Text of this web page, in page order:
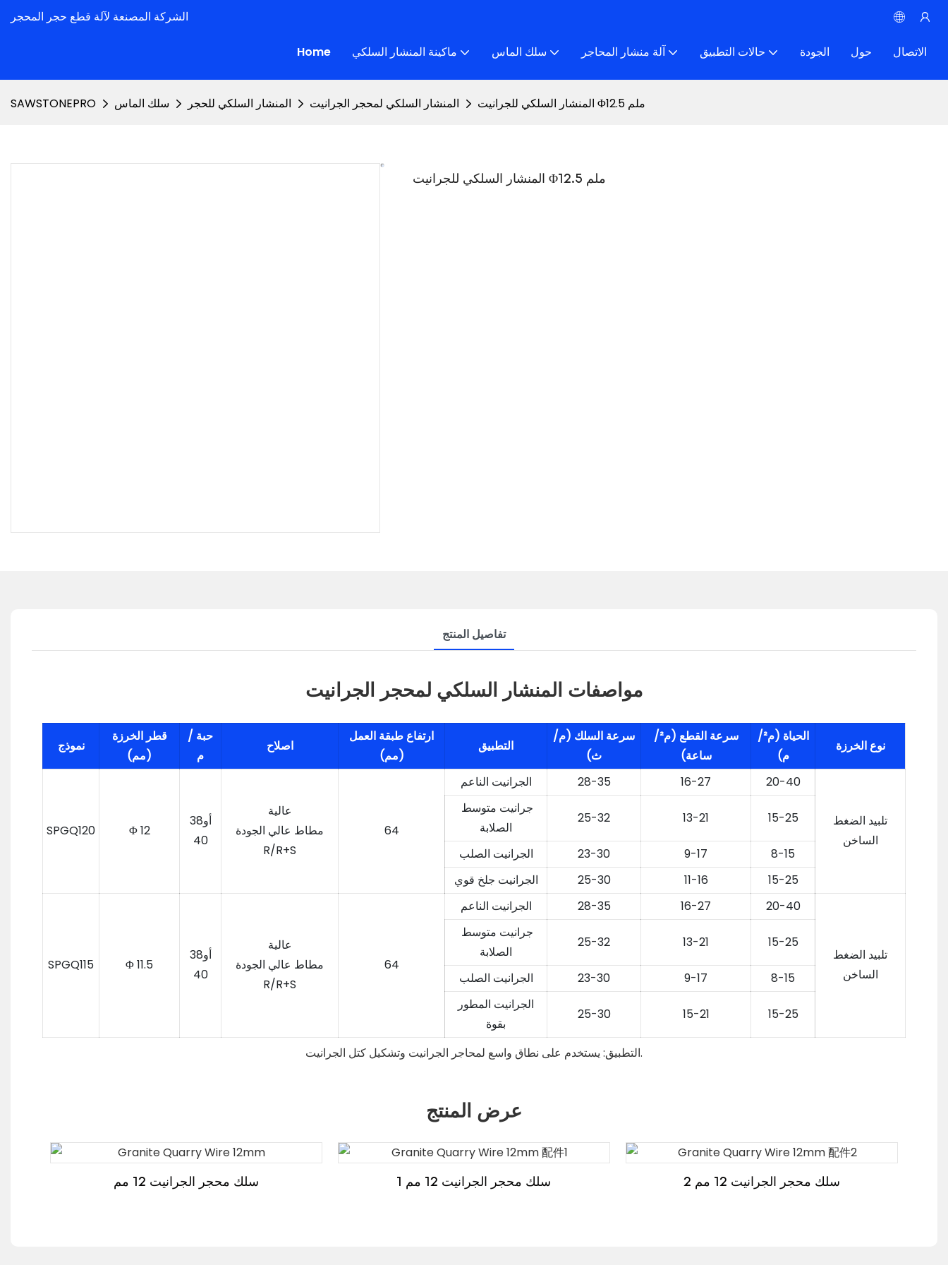
الشركة المصنعة لآلة قطع حجر المحجر
Home ماكينة المنشار السلكي سلك الماس آلة منشار المحاجر حالات التطبيق الجودة حول الاتصال
SAWSTONEPRO سلك الماس المنشار السلكي للحجر المنشار السلكي لمحجر الجرانيت المنشار السلكي للجرانيت Φ12.5 ملم
المنشار السلكي للجرانيت Φ12.5 ملم
تفاصيل المنتج
مواصفات المنشار السلكي لمحجر الجرانيت
نموذج
قطر الخرزة
(مم)
حبة /
م
اصلاح
ارتفاع طبقة العمل
(مم)
التطبيق
سرعة السلك (م/
ث)
سرعة القطع (م²/
ساعة)
الحياة (م²/
م)
نوع الخرزة
SPGQ120 Φ 12
أو38
40
عالية
مطاط عالي الجودة
R/R+S
64
الجرانيت الناعم 28-35 16-27 20-40
تلبيد الضغط
الساخن
جرانيت متوسط ​​
الصلابة
25-32 13-21 15-25
الجرانيت الصلب 23-30 9-17
8-15
الجرانيت جلخ قوي
25-30 11-16 15-25
SPGQ115 Φ 11.5
أو38
40
عالية
مطاط عالي الجودة
R/R+S
64
الجرانيت الناعم 28-35 16-27 20-40
تلبيد الضغط
الساخن
جرانيت متوسط ​​
الصلابة
25-32 13-21 15-25
الجرانيت الصلب 23-30 9-17
8-15
الجرانيت المطور
بقوة
25-30 15-21 15-25
التطبيق: يستخدم على نطاق واسع لمحاجر الجرانيت وتشكيل كتل الجرانيت.
عرض المنتج
سلك محجر الجرانيت 12 مم سلك محجر الجرانيت 12 مم 1 سلك محجر الجرانيت 12 مم 2